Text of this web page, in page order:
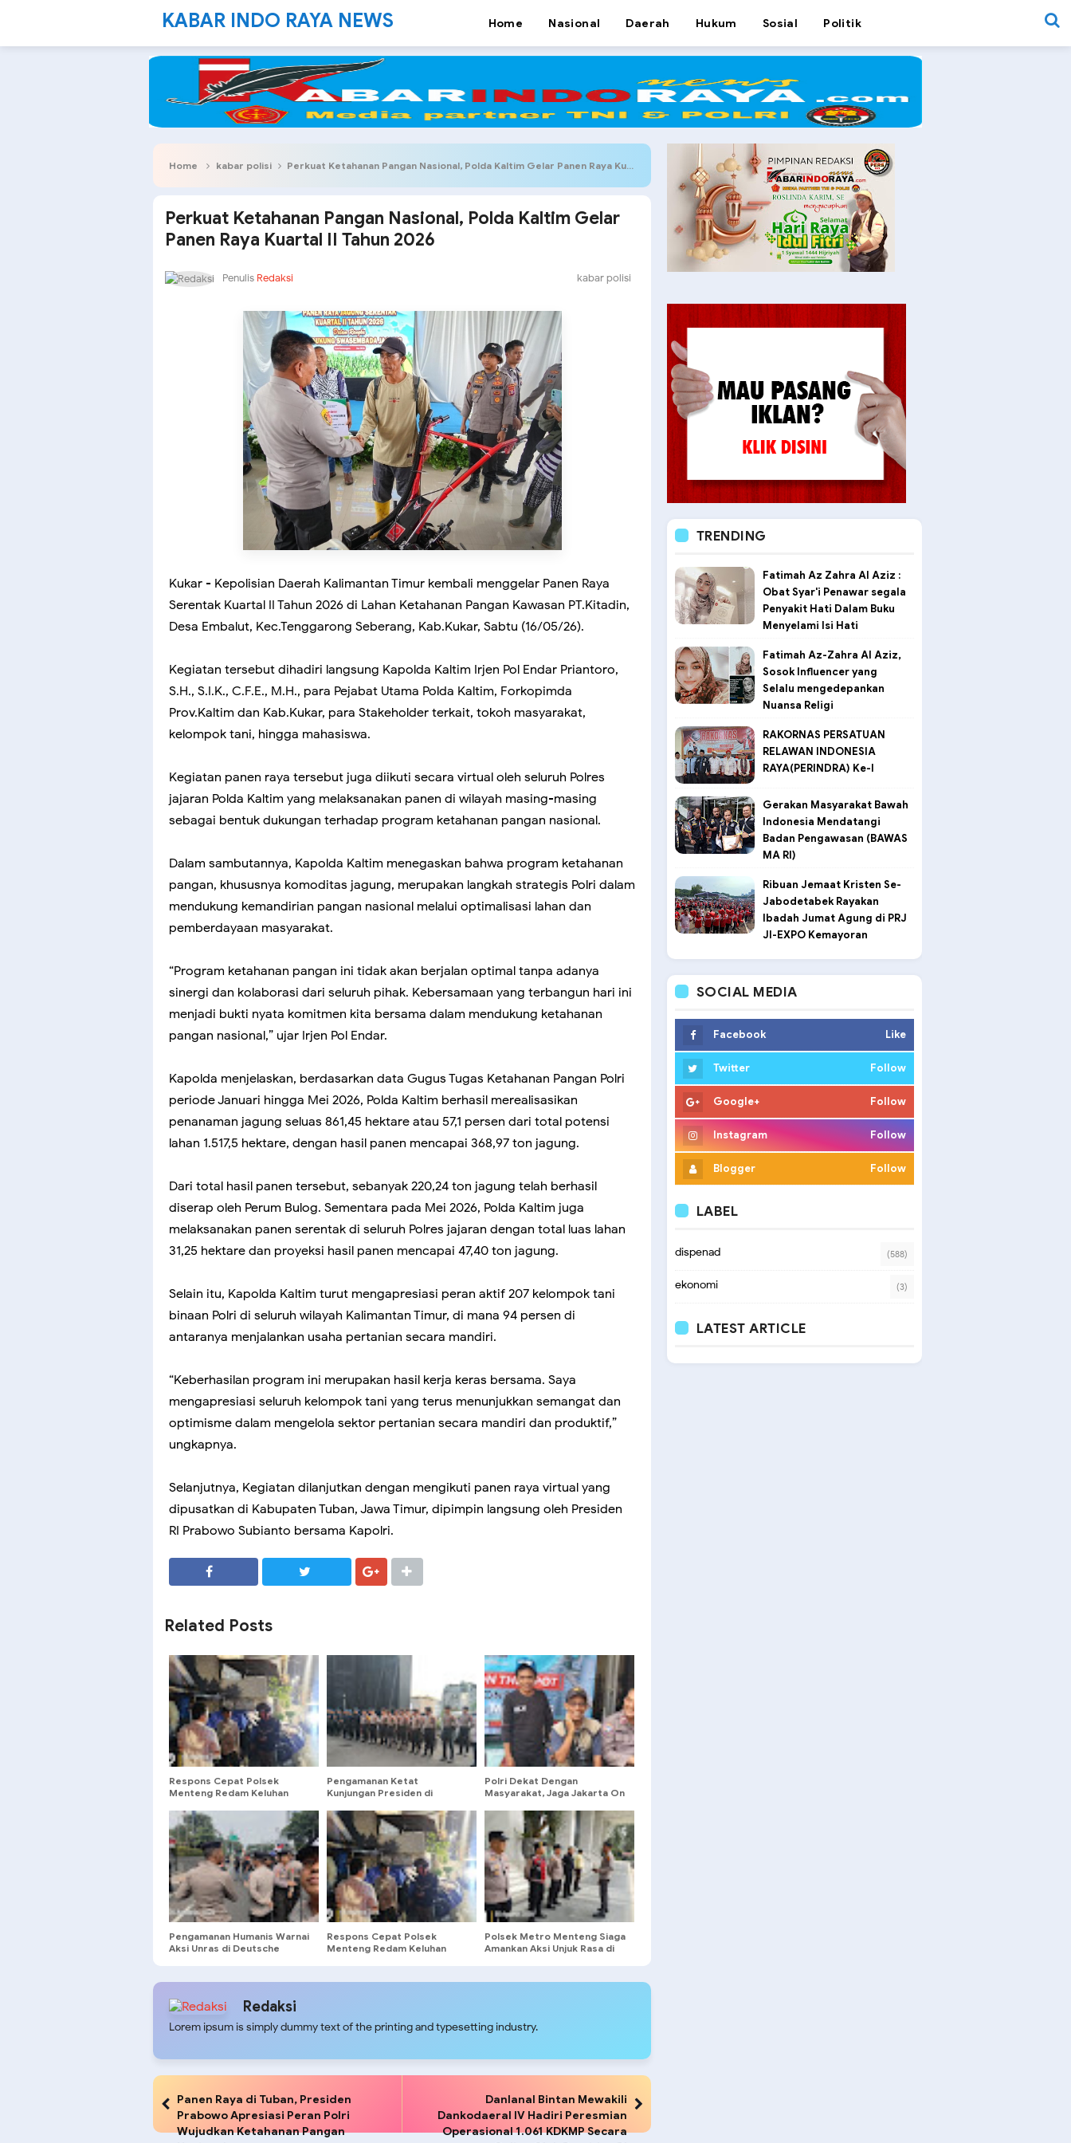
KABAR INDO RAYA NEWS Home Nasional Daerah Hukum Sosial Politik
Home kabar polisi Perkuat Ketahanan Pangan Nasional, Polda Kaltim Gelar Panen Raya Kuartal II Tahun 2026
Perkuat Ketahanan Pangan Nasional, Polda Kaltim Gelar
Panen Raya Kuartal II Tahun 2026
Penulis Redaksi kabar polisi
Kukar - Kepolisian Daerah Kalimantan Timur kembali menggelar Panen Raya
Serentak Kuartal II Tahun 2026 di Lahan Ketahanan Pangan Kawasan PT.Kitadin,
Desa Embalut, Kec.Tenggarong Seberang, Kab.Kukar, Sabtu (16/05/26).
Kegiatan tersebut dihadiri langsung Kapolda Kaltim Irjen Pol Endar Priantoro,
S.H., S.I.K., C.F.E., M.H., para Pejabat Utama Polda Kaltim, Forkopimda
Prov.Kaltim dan Kab.Kukar, para Stakeholder terkait, tokoh masyarakat,
kelompok tani, hingga mahasiswa.
Kegiatan panen raya tersebut juga diikuti secara virtual oleh seluruh Polres
jajaran Polda Kaltim yang melaksanakan panen di wilayah masing-masing
sebagai bentuk dukungan terhadap program ketahanan pangan nasional.
Dalam sambutannya, Kapolda Kaltim menegaskan bahwa program ketahanan
pangan, khususnya komoditas jagung, merupakan langkah strategis Polri dalam
mendukung kemandirian pangan nasional melalui optimalisasi lahan dan
pemberdayaan masyarakat.
“Program ketahanan pangan ini tidak akan berjalan optimal tanpa adanya
sinergi dan kolaborasi dari seluruh pihak. Kebersamaan yang terbangun hari ini
menjadi bukti nyata komitmen kita bersama dalam mendukung ketahanan
pangan nasional,” ujar Irjen Pol Endar.
Kapolda menjelaskan, berdasarkan data Gugus Tugas Ketahanan Pangan Polri
periode Januari hingga Mei 2026, Polda Kaltim berhasil merealisasikan
penanaman jagung seluas 861,45 hektare atau 57,1 persen dari total potensi
lahan 1.517,5 hektare, dengan hasil panen mencapai 368,97 ton jagung.
Dari total hasil panen tersebut, sebanyak 220,24 ton jagung telah berhasil
diserap oleh Perum Bulog. Sementara pada Mei 2026, Polda Kaltim juga
melaksanakan panen serentak di seluruh Polres jajaran dengan total luas lahan
31,25 hektare dan proyeksi hasil panen mencapai 47,40 ton jagung.
Selain itu, Kapolda Kaltim turut mengapresiasi peran aktif 207 kelompok tani
binaan Polri di seluruh wilayah Kalimantan Timur, di mana 94 persen di
antaranya menjalankan usaha pertanian secara mandiri.
“Keberhasilan program ini merupakan hasil kerja keras bersama. Saya
mengapresiasi seluruh kelompok tani yang terus menunjukkan semangat dan
optimisme dalam mengelola sektor pertanian secara mandiri dan produktif,”
ungkapnya.
Selanjutnya, Kegiatan dilanjutkan dengan mengikuti panen raya virtual yang
dipusatkan di Kabupaten Tuban, Jawa Timur, dipimpin langsung oleh Presiden
RI Prabowo Subianto bersama Kapolri.
Related Posts
Respons Cepat Polsek
Menteng Redam Keluhan
Tengah Malam
Pengamanan Ketat
Kunjungan Presiden di
Gabungan Disiagakan
Polri Dekat Dengan
Masyarakat, Jaga Jakarta On
Menteng
Pengamanan Humanis Warnai
Aksi Unras di Deutsche
Respons Cepat Polsek
Menteng Redam Keluhan
Polsek Metro Menteng Siaga
Amankan Aksi Unjuk Rasa di
Redaksi
Lorem ipsum is simply dummy text of the printing and typesetting industry.
Panen Raya di Tuban, Presiden
Prabowo Apresiasi Peran Polri
Wujudkan Ketahanan Pangan
Danlanal Bintan Mewakili
Dankodaeral IV Hadiri Peresmian
Operasional 1.061 KDKMP Secara
TRENDING
Fatimah Az Zahra Al Aziz :
Obat Syar'i Penawar segala
Penyakit Hati Dalam Buku
Menyelami Isi Hati
Fatimah Az-Zahra Al Aziz,
Sosok Influencer yang
Selalu mengedepankan
Nuansa Religi
RAKORNAS PERSATUAN
RELAWAN INDONESIA
RAYA(PERINDRA) Ke-I
Gerakan Masyarakat Bawah
Indonesia Mendatangi
Badan Pengawasan (BAWAS
MA RI)
Ribuan Jemaat Kristen Se-
Jabodetabek Rayakan
Ibadah Jumat Agung di PRJ
JI-EXPO Kemayoran
SOCIAL MEDIA
Facebook Like
Twitter Follow
Google+ Follow
Instagram Follow
Blogger Follow
LABEL
dispenad (588)
ekonomi (3)
LATEST ARTICLE